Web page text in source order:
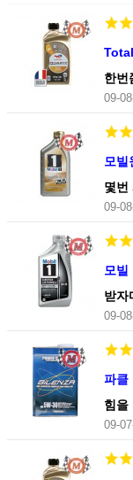
한번
09-
모
몇번
09-
모
받자
09-
파클
힘을
09-